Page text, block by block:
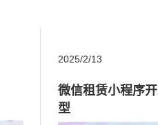
2025/2/13
微信租赁小程序
型